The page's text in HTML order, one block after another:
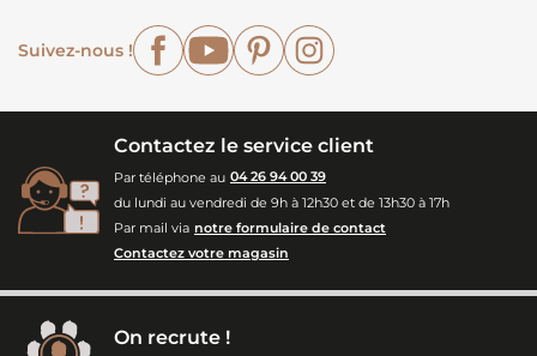
Suivez-nous !
FacebookYouTubePinterest
Contactez le service client
Par téléphone au 04 26 94 00 39
du lundi au vendredi de 9h à 12h30 et de 13h30 à 17h
Par mail via notre formulaire de contact
Contactez votre magasin
On recrute !